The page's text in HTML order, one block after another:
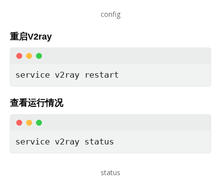
config
重启V2ray
service v2ray restart
查看运行情况
service v2ray status
status